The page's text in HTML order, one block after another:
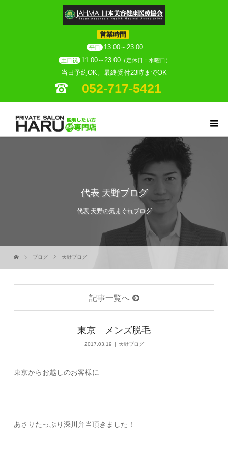
営業時間
平日 13:00～23:00
土日祝 11:00～23:00 （定休日：水曜日）
当日予約OK。最終受付23時までOK
052-717-5421
代表 天野ブログ
代表 天野の気まぐれブログ
ブログ 天野ブログ
記事一覧へ
東京 メンズ脱毛
2017.03.19 天野ブログ
東京からお越しのお客様に
あさりたっぷり深川弁当頂きました！